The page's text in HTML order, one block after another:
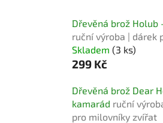
Dřevěná brož Holub
ruční výroba | dárek
Skladem (3 ks)
299 Kč
Dřevěná brož Dear
kamarád ruční
pro milovníky zvířat